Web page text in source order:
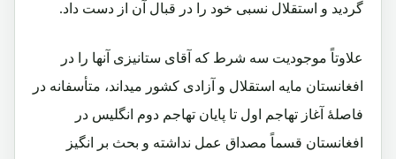
گردید و استقلال نسبی خود را در قبال آن از دست داد.
علاوتاً موجودیت سه شرط که آقای ستانیزی آنها را در
افغانستان مایه استقلال و آزادی کشور میداند، متأسفانه در
فاصلۀ آغاز تهاجم اول تا پایان تهاجم دوم انگلیس در
افغانستان قسماً مصداق عمل نداشته و بحث بر انگیز